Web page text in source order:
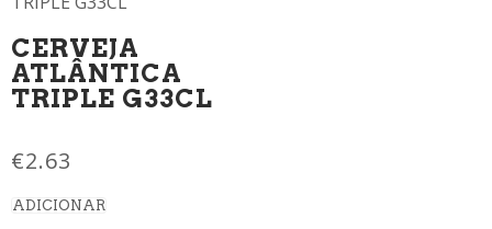
CERVEJA
ATLÂNTICA
TRIPLE G33CL
€2.63
ADICIONAR